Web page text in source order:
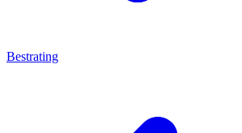
Bestrating